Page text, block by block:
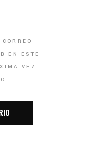
EN ESTE
VEZ